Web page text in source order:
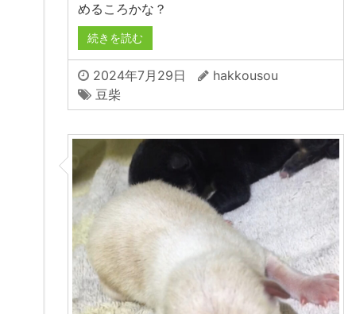
めるころかな？
続きを読む
2024年7月29日
hakkousou
豆柴